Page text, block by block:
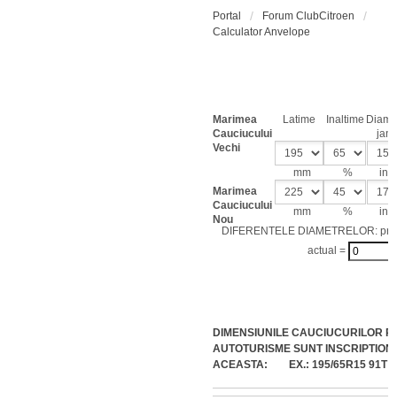
Portal
Forum ClubCitroen
Calculator Anvelope
Marimea
Cauciucului
Vechi
Latime Inaltime
mm %
Marimea
Cauciucului
Nou
mm %
DIFERENTELE DIAMETRELOR:
actual =
DIMENSIUNILE CAUCIUCURILOR
AUTOTURISME SUNT
ACEASTA: EX.: 195/65R15 91T